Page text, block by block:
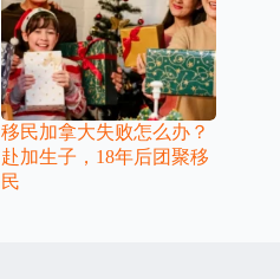
移民加拿大失败怎么办？
赴加生子，18年后团聚移
民